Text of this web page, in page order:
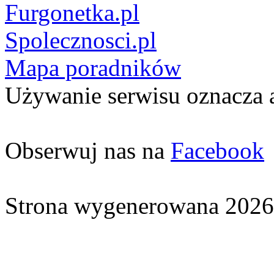
Furgonetka.pl
Spolecznosci.pl
Mapa poradników
Używanie serwisu oznacza
Obserwuj nas na Facebook
Strona wygenerowana